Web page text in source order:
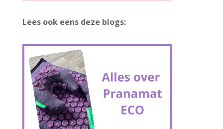
Lees ook eens deze blogs: